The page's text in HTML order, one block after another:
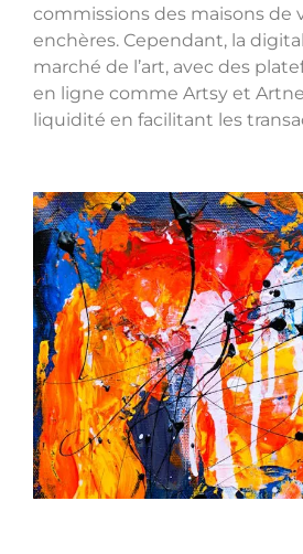
commissions des maisons de
enchères. Cependant, la
marché de l’art, avec des
en ligne comme Artsy et
liquidité en facilitant les